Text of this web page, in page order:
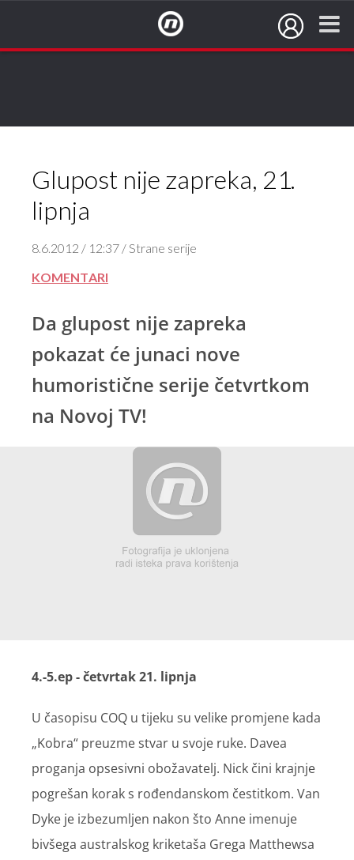
Glupost nije zapreka, 21.
lipnja
8.6.2012 / 12:37 / Strane serije
KOMENTARI
Da glupost nije zapreka
pokazat će junaci nove
humoristične serije četvrtkom
na Novoj TV!
4.-5.ep - četvrtak 21. lipnja
U časopisu COQ u tijeku su velike promjene kada
„Kobra“ preuzme stvar u svoje ruke. Davea
proganja opsesivni obožavatelj. Nick čini krajnje
pogrešan korak s rođendanskom čestitkom. Van
Dyke je izbezumljen nakon što Anne imenuje
bivšega australskog kriketaša Grega Matthewsa